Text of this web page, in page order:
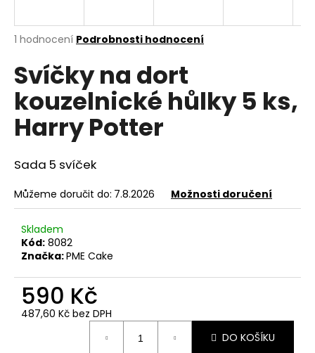
Průměrné
produktu
je
5,0
5
hvězdiček.
1 hodnocení Podrobnosti hodnocení
Svíčky na dort
kouzelnické hůlky 5 ks,
Harry Potter
Sada 5 svíček
Můžeme doručit do: 7.8.2026 Možnosti doručení
Skladem
Kód: 8082
Značka:PME Cake
590 Kč
487,60 Kč bez DPH
DO KOŠÍKU
j
t
?
D
o
p
u
č